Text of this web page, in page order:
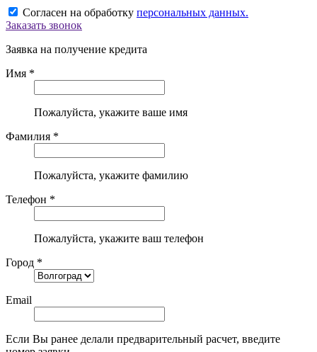
Согласен на обработку персональных данных.
Заказать звонок
Заявка на получение кредита
Имя *
Пожалуйста, укажите ваше имя
Фамилия *
Пожалуйста, укажите фамилию
Телефон *
Пожалуйста, укажите ваш телефон
Город *
Email
Если Вы ранее делали предварительный расчет, введите